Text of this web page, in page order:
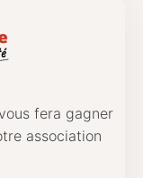
fera gagner
association